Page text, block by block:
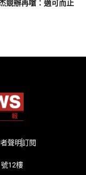
競辦再嗆：適可而止
聲明訂閱
12樓